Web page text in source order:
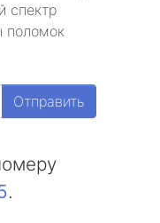
спектр
поломок
Отправить
.